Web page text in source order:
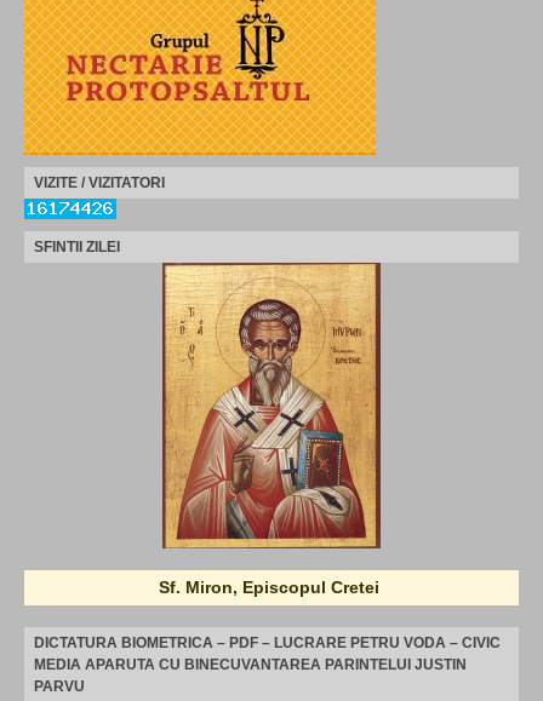
VIZITE / VIZITATORI
SFINTII ZILEI
Sf. Miron, Episcopul Cretei
DICTATURA BIOMETRICA – PDF – LUCRARE PETRU VODA – CIVIC
MEDIA APARUTA CU BINECUVANTAREA PARINTELUI JUSTIN
PARVU